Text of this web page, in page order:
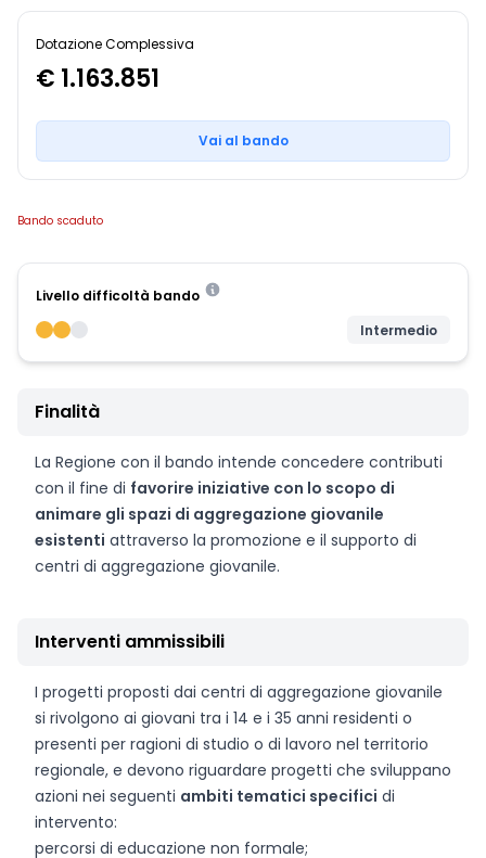
Dotazione Complessiva
€ 1.163.851
Vai al bando
Bando scaduto
Livello difficoltà bando
Intermedio
Finalità
La Regione con il bando intende concedere contributi
con il fine di favorire iniziative con lo scopo di
animare gli spazi di aggregazione giovanile
esistenti attraverso la promozione e il supporto di
centri di aggregazione giovanile.
Interventi ammissibili
I progetti proposti dai centri di aggregazione giovanile
si rivolgono ai giovani tra i 14 e i 35 anni residenti o
presenti per ragioni di studio o di lavoro nel territorio
regionale, e devono riguardare progetti che sviluppano
azioni nei seguenti ambiti tematici specifici di
intervento:
percorsi di educazione non formale;